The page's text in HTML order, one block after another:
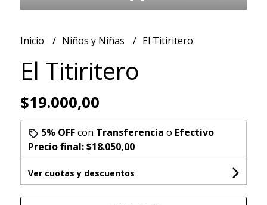
Inicio Niños y Niñas El Titiritero
El Titiritero
$19.000,00
5% OFFcon Transferencia o Efectivo
Precio final:$18.050,00
Ver cuotas y descuentos